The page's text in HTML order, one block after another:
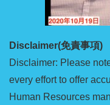
Disclaimer(免責事項)
Disclaimer: Please
every effort to offer
Human Resources